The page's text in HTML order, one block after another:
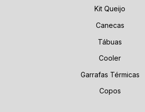
Kit Queijo
Canecas
Tábuas
Cooler
Garrafas Térmicas
Copos